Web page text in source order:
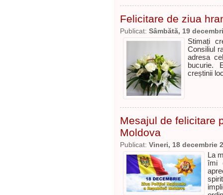
Felicitare de ziua
Publicat: Sâmbătă, 19
Stimați
Consiliul
adresa
bucurie.
creștinii
Mesajul de felicitare
Moldova
Publicat: Vineri, 18 decembrie
La
îmi